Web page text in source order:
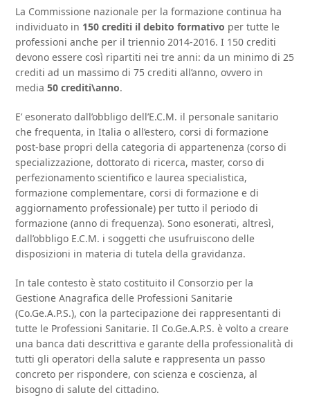
La Commissione nazionale per la formazione continua ha
individuato in 150 crediti il debito formativo per tutte le
professioni anche per il triennio 2014-2016. I 150 crediti
devono essere così ripartiti nei tre anni: da un minimo di 25
crediti ad un massimo di 75 crediti all’anno, ovvero in
media50 crediti\anno.
E’ esonerato dall’obbligo dell’E.C.M. il personale sanitario
che frequenta, in Italia o all’estero, corsi di formazione
post-base propri della categoria di appartenenza (corso di
specializzazione, dottorato di ricerca, master, corso di
perfezionamento scientifico e laurea specialistica,
formazione complementare, corsi di formazione e di
aggiornamento professionale) per tutto il periodo di
formazione (anno di frequenza). Sono esonerati, altresì,
dall’obbligo E.C.M. i soggetti che usufruiscono delle
disposizioni in materia di tutela della gravidanza.
In tale contesto è stato costituito il Consorzio per la
Gestione Anagrafica delle Professioni Sanitarie
(Co.Ge.A.P.S.), con la partecipazione dei rappresentanti di
tutte le Professioni Sanitarie. Il Co.Ge.A.P.S. è volto a creare
una banca dati descrittiva e garante della professionalità di
tutti gli operatori della salute e rappresenta un passo
concreto per rispondere, con scienza e coscienza, al
bisogno di salute del cittadino.